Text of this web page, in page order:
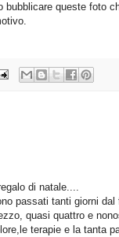
queste foto
regalo di natale....
passati tanti giorni
quasi quattro e
terapie e la tanta